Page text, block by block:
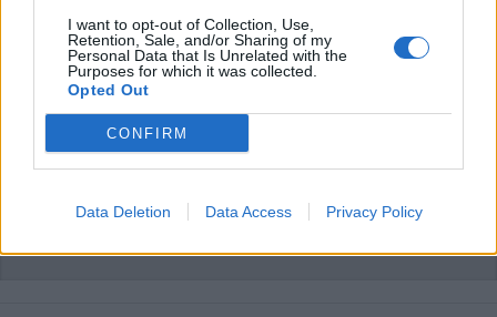
I want to opt-out of Collection, Use,
Retention, Sale, and/or Sharing of my
Personal Data that Is Unrelated with the
Purposes for which it was collected.
Opted Out
CONFIRM
Data Deletion Data Access Privacy Policy